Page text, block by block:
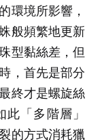
環境所影響，
般頻繁地更新
型黏絲差，但
，首先是部分
終才是螺旋絲
「多階層」
的方式消耗獵